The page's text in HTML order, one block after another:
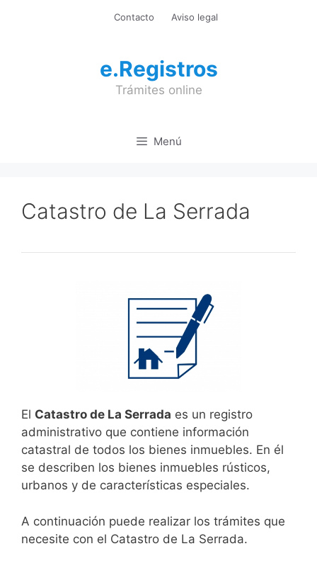
Contacto Aviso legal
e.Registros
Trámites online
Menú
Catastro de La Serrada
El Catastro de La Serrada es un registro
administrativo que contiene información
catastral de todos los bienes inmuebles. En él
se describen los bienes inmuebles rústicos,
urbanos y de características especiales.
A continuación puede realizar los trámites que
necesite con el Catastro de La Serrada.